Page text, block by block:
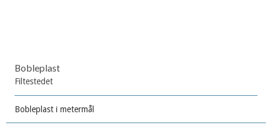
Bobleplast
Filtestedet
Bobleplast i metermål